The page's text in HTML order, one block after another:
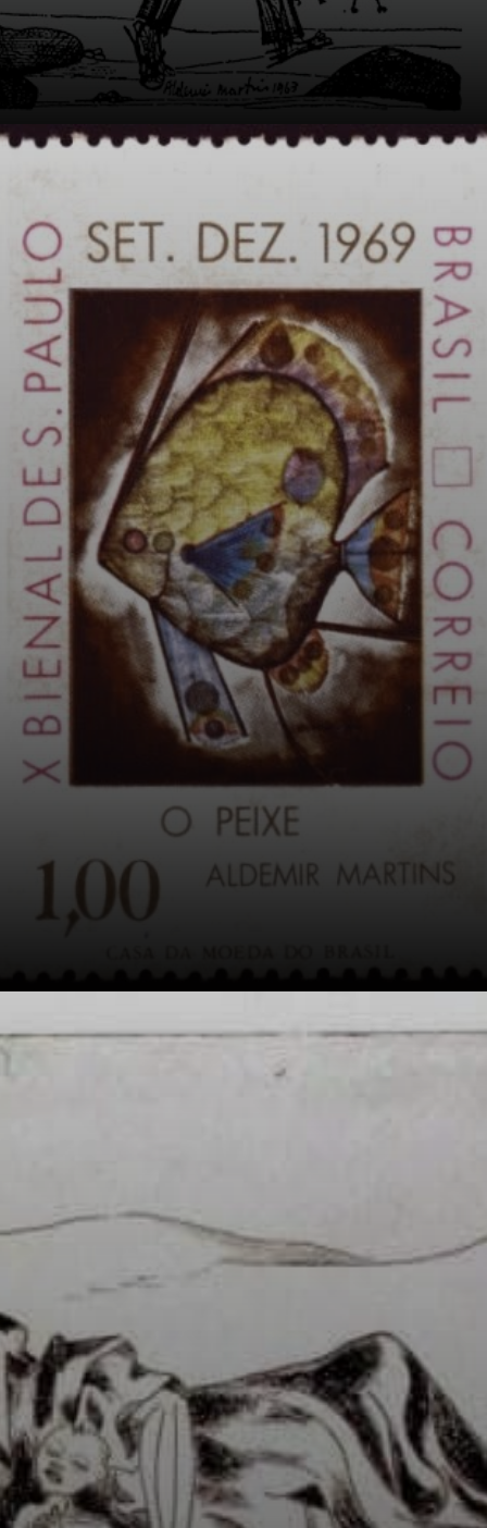
En el ejército fue
“Cabo Pintor” y
ganó su primer
premio. Luego,
fundó la Sociedad
Cearense de
Artistas
Plásticas. Empezó
con todo.
Sus grabados de
la sequía
nordestina. Se
subió a un camión
rústico para
captar la vida real.